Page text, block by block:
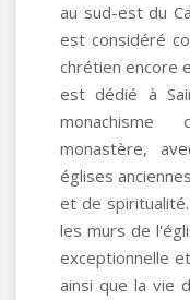
au sud-est du
est considéré
chrétien encore
est dédié à
monachisme
monastère,
églises
et de
les murs de
exceptionnelle
ainsi que la vie